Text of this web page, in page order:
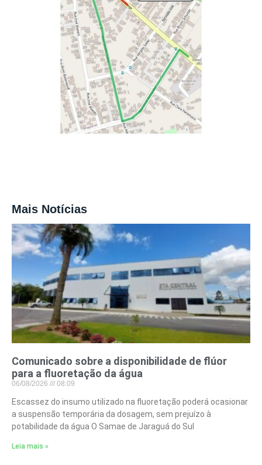
Mais Notícias
Comunicado sobre a disponibilidade de flúor
para a fluoretação da água
06/08/2026 08:09
Escassez do insumo utilizado na fluoretação poderá ocasionar
a suspensão temporária da dosagem, sem prejuízo à
potabilidade da água O Samae de Jaraguá do Sul
Leia mais »